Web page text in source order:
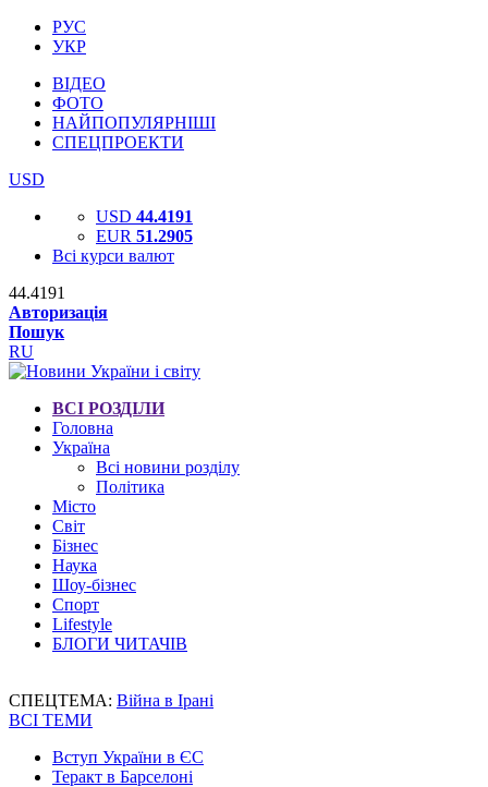
РУС
УКР
ВІДЕО
ФОТО
НАЙПОПУЛЯРНІШІ
СПЕЦПРОЕКТИ
USD
USD 44.4191
EUR 51.2905
Всі курси валют
44.4191
Авторизація
Пошук
RU
ВСІ РОЗДІЛИ
Головна
Україна
Всі новини розділу
Політика
Місто
Світ
Бізнес
Наука
Шоу-бізнес
Спорт
Lifestyle
БЛОГИ ЧИТАЧІВ
СПЕЦТЕМА: Війна в Ірані
ВСІ ТЕМИ
Вступ України в ЄС
Теракт в Барселоні